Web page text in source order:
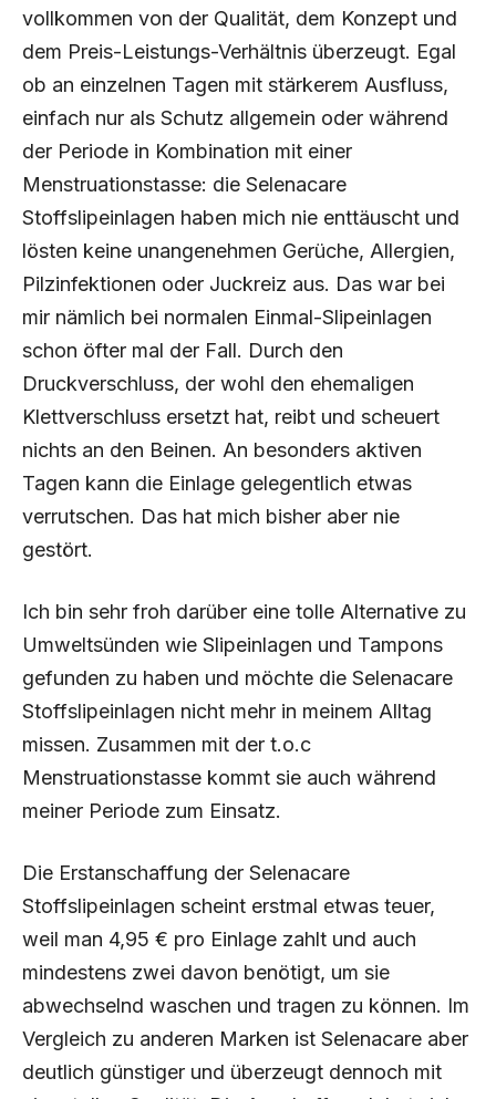
vollkommen von der Qualität, dem Konzept und
dem Preis-Leistungs-Verhältnis überzeugt. Egal
ob an einzelnen Tagen mit stärkerem Ausfluss,
einfach nur als Schutz allgemein oder während
der Periode in Kombination mit einer
Menstruationstasse: die Selenacare
Stoffslipeinlagen haben mich nie enttäuscht und
lösten keine unangenehmen Gerüche, Allergien,
Pilzinfektionen oder Juckreiz aus. Das war bei
mir nämlich bei normalen Einmal-Slipeinlagen
schon öfter mal der Fall. Durch den
Druckverschluss, der wohl den ehemaligen
Klettverschluss ersetzt hat, reibt und scheuert
nichts an den Beinen. An besonders aktiven
Tagen kann die Einlage gelegentlich etwas
verrutschen. Das hat mich bisher aber nie
gestört.
Ich bin sehr froh darüber eine tolle Alternative zu
Umweltsünden wie Slipeinlagen und Tampons
gefunden zu haben und möchte die Selenacare
Stoffslipeinlagen nicht mehr in meinem Alltag
missen. Zusammen mit der t.o.c
Menstruationstasse kommt sie auch während
meiner Periode zum Einsatz.
Die Erstanschaffung der Selenacare
Stoffslipeinlagen scheint erstmal etwas teuer,
weil man 4,95 € pro Einlage zahlt und auch
mindestens zwei davon benötigt, um sie
abwechselnd waschen und tragen zu können. Im
Vergleich zu anderen Marken ist Selenacare aber
deutlich günstiger und überzeugt dennoch mit